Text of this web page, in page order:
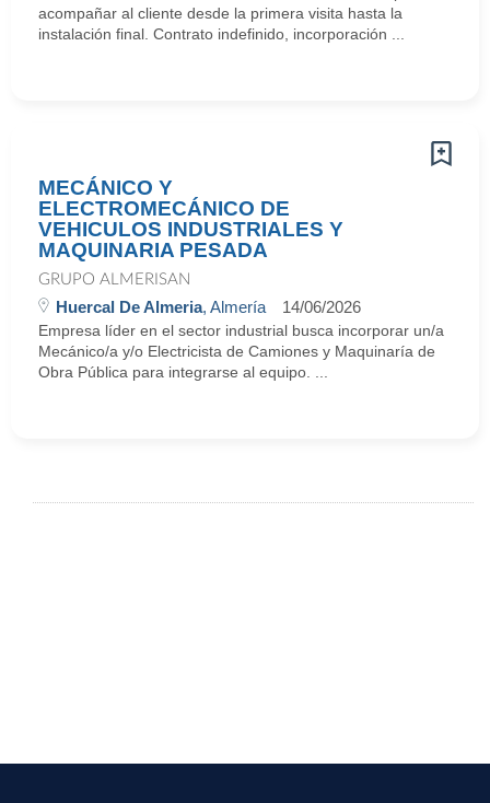
acompañar al cliente desde la primera visita hasta la
instalación final. Contrato indefinido, incorporación ...
MECÁNICO Y
ELECTROMECÁNICO DE
VEHICULOS INDUSTRIALES Y
MAQUINARIA PESADA
GRUPO ALMERISAN
Huercal De Almeria, Almería 14/06/2026
Empresa líder en el sector industrial busca incorporar un/a
Mecánico/a y/o Electricista de Camiones y Maquinaría de
Obra Pública para integrarse al equipo. ...